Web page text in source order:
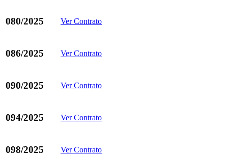
080/2025 Ver Contrato
086/2025 Ver Contrato
090/2025 Ver Contrato
094/2025 Ver Contrato
098/2025 Ver Contrato